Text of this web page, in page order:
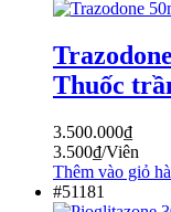
Thuốc
3.500.000₫
3.500₫/Viên
Thêm vào giỏ
#51181